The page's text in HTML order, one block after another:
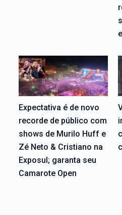
Expectativa é de novo
recorde de público com
shows de Murilo Huff e
Zé Neto & Cristiano na
Exposul; garanta seu
Camarote Open